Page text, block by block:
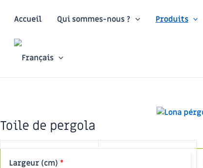
Accueil Qui sommes-nous ? Produits
Toile de pergola
Largeur (cm) *